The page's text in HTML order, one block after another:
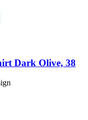
Dark Olive, 38